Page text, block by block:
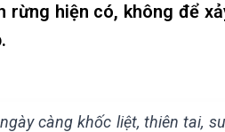
rừng hiện có, không để
càng khốc liệt, thiên tai,